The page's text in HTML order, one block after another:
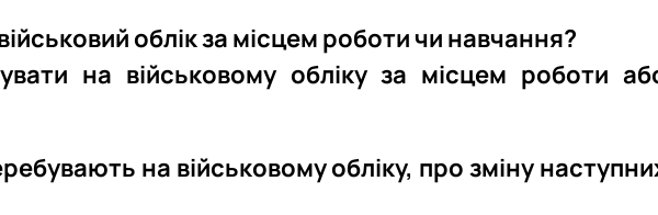
облік за місцем роботи чи навчання?
на військовому обліку за місцем роботи
на військовому обліку, про зміну